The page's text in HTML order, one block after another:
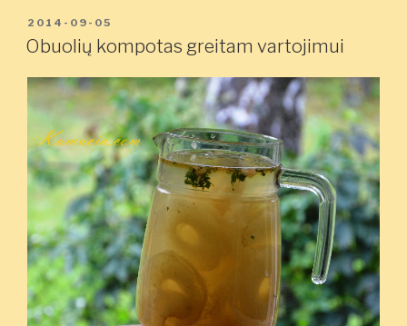
PASKELBTA
2014-09-05
Obuolių kompotas greitam vartojimui